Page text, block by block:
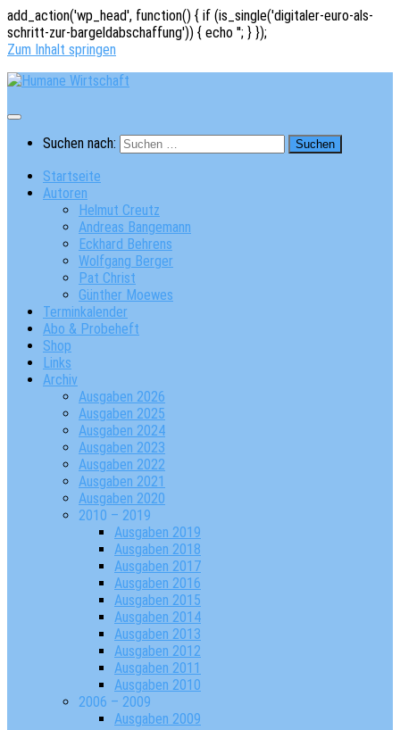
add_action('wp_head', function() { if (is_single('digitaler-euro-als-
schritt-zur-bargeldabschaffung')) { echo ''; } });
Zum Inhalt springen
Suchen nach:
Startseite
Autoren
Helmut Creutz
Andreas Bangemann
Eckhard Behrens
Wolfgang Berger
Pat Christ
Günther Moewes
Terminkalender
Abo & Probeheft
Shop
Links
Archiv
Ausgaben 2026
Ausgaben 2025
Ausgaben 2024
Ausgaben 2023
Ausgaben 2022
Ausgaben 2021
Ausgaben 2020
2010 – 2019
Ausgaben 2019
Ausgaben 2018
Ausgaben 2017
Ausgaben 2016
Ausgaben 2015
Ausgaben 2014
Ausgaben 2013
Ausgaben 2012
Ausgaben 2011
Ausgaben 2010
2006 – 2009
Ausgaben 2009